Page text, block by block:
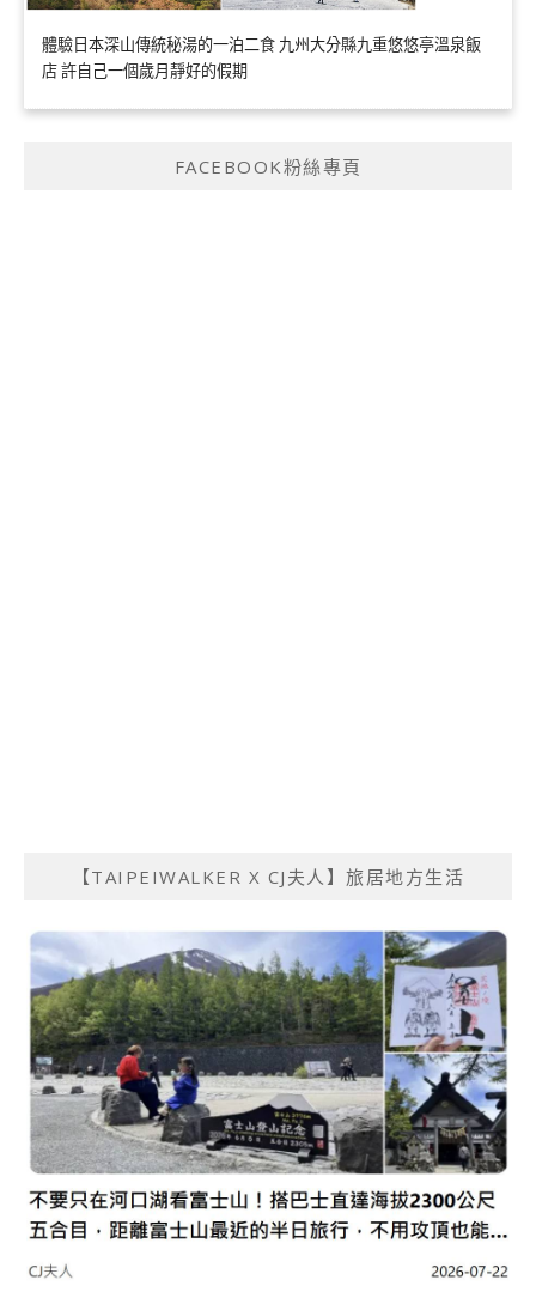
體驗日本深山傳統秘湯的一泊二食 九州大分縣九重悠悠亭溫泉飯
店 許自己一個歲月靜好的假期
FACEBOOK粉絲專頁
【TAIPEIWALKER X CJ夫人】旅居地方生活